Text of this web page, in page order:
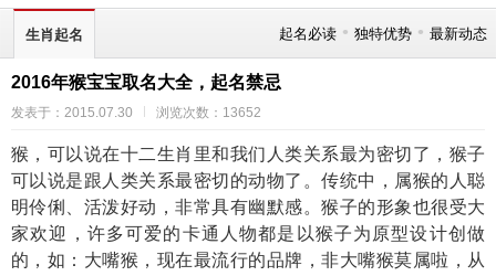
生肖起名 起名必读 • 独特优势 • 最新动态
2016年猴宝宝取名大全，起名禁忌
发表于：2015.07.30 浏览次数：13652
猴，可以说在十二生肖里和我们人类关系最为密切了，猴子
可以说是跟人类关系最密切的动物了。传统中，属猴的人聪
明伶俐、活泼好动，非常具有幽默感。猴子的形象也很受大
家欢迎，许多可爱的卡通人物都是以猴子为原型设计创做
的，如：大嘴猴，现在最流行的品牌，非大嘴猴莫属啦，从